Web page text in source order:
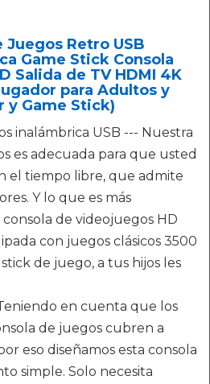
Retro USB
Game Stick Consola
Salida de TV HDMI 4K
para Adultos y
y Game Stick)
inalámbrica USB --- Nuestra
es adecuada para que usted
el tiempo libre, que admite
Y lo que es más
de videojuegos HD
con juegos clásicos 3500
de juego, a tus hijos les
en cuenta que los
de juegos cubren a
eso diseñamos esta consola
simple. Solo necesita